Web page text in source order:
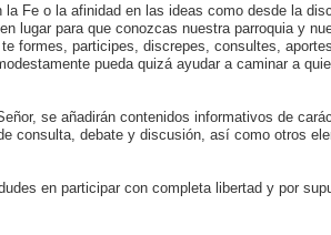
Fe o la afinidad en las ideas como desde la
lugar para que conozcas nuestra parroquia y
formes, participes, discrepes, consultes,
pueda quizá ayudar a caminar a
se añadirán contenidos informativos de
consulta, debate y discusión, así como otros
en participar con completa libertad y por